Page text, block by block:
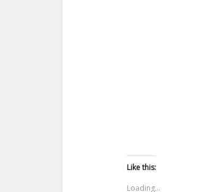
Like this:
Loading...